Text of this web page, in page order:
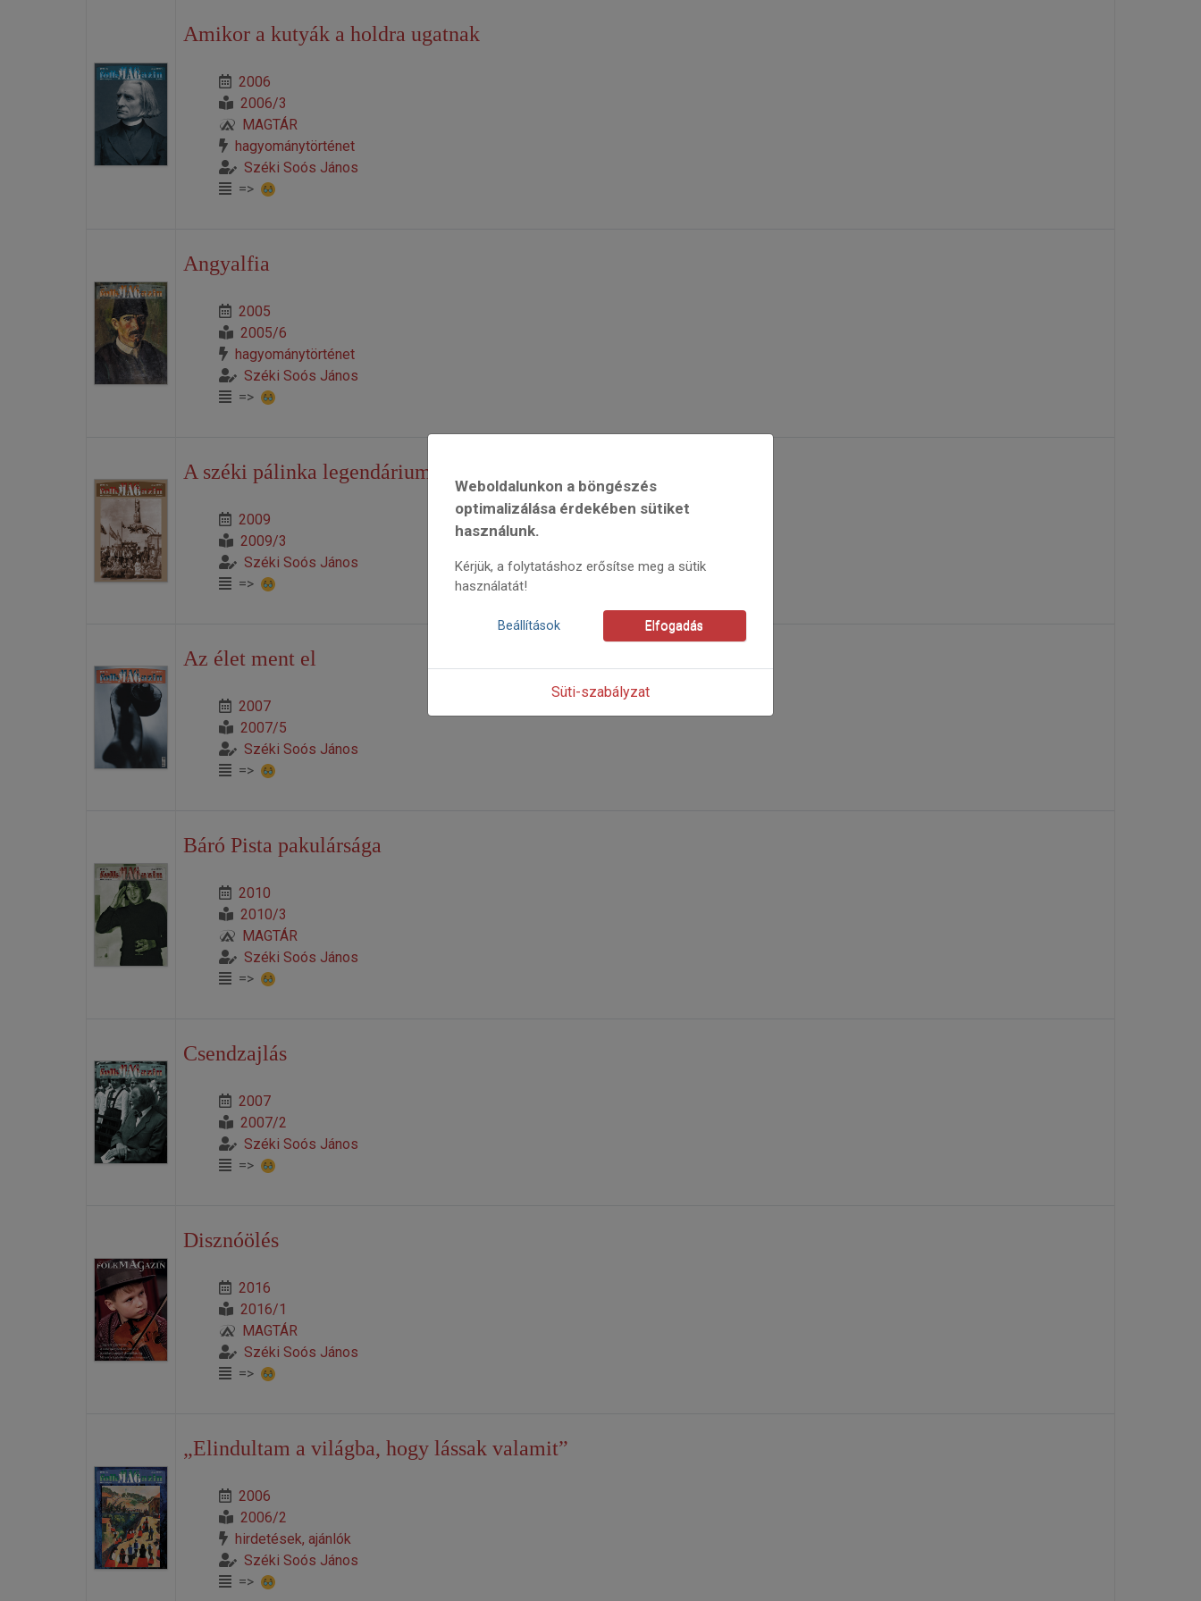
Amikor a kutyák a holdra ugatnak
2006
2006/3
MAGTÁR
hagyománytörténet
Széki Soós János
=>
Angyalfia
2005
2005/6
hagyománytörténet
Széki Soós János
=>
A széki pálinka legendáriumából
2009
2009/3
Széki Soós János
=>
Az élet ment el
2007
2007/5
Széki Soós János
=>
Báró Pista pakulársága
2010
2010/3
MAGTÁR
Széki Soós János
=>
Csendzajlás
2007
2007/2
Széki Soós János
=>
Disznóölés
2016
2016/1
MAGTÁR
Széki Soós János
=>
„Elindultam a világba, hogy lássak valamit”
2006
2006/2
hirdetések, ajánlók
Széki Soós János
=>
Weboldalunkon a böngészés
optimalizálása érdekében sütiket
használunk.
Kérjük, a folytatáshoz erősítse meg a sütik
használatát!
Beállítások Elfogadás
Süti-szabályzat